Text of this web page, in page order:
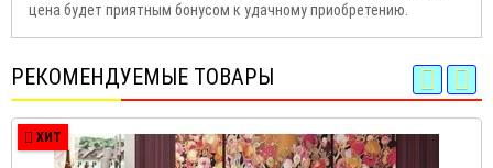
цена будет приятным бонусом к удачному приобретению.
РЕКОМЕНДУЕМЫЕ ТОВАРЫ
ХИТ